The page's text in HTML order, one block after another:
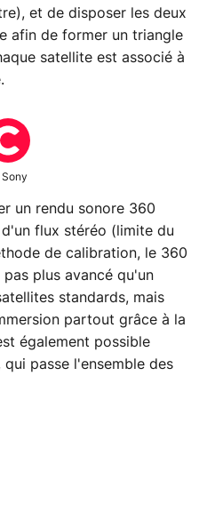
et de disposer les deux
afin de former un triangle
satellite est associé à
un rendu sonore 360
flux stéréo (limite du
de calibration, le 360
plus avancé qu'un
standards, mais
partout grâce à la
également possible
passe l'ensemble des